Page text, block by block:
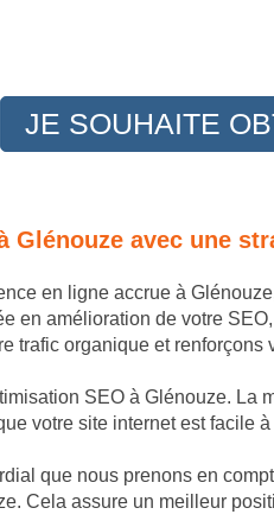
JE SOUHAITE
avec une
en ligne accrue à
en amélioration de votre
trafic organique et
SEO à Glénouze.
votre site internet est facile
que nous prenons en
Cela assure un meilleur